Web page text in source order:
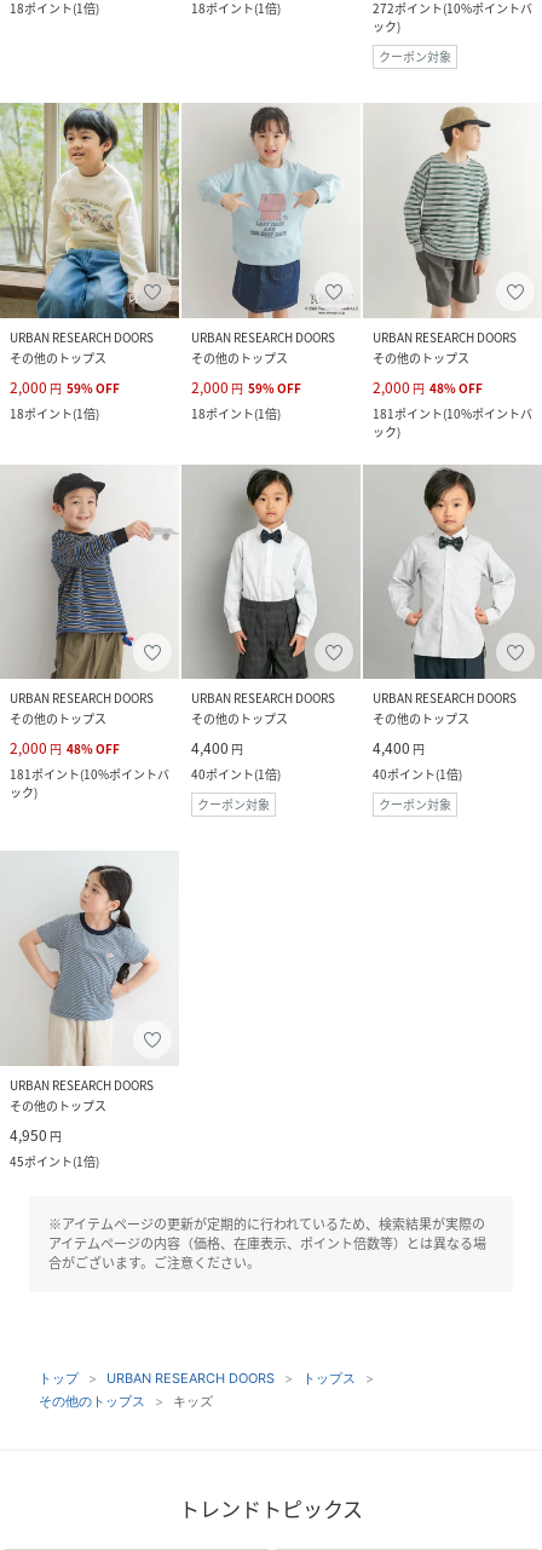
18ポイント(1倍) 18ポイント(1倍) 272ポイント(10%ポイントバ
ック)
クーポン対象
URBAN RESEARCH DOORS
その他のトップス
2,000 円 59%OFF
18ポイント(1倍)
URBAN RESEARCH DOORS
その他のトップス
2,000 円 59%OFF
18ポイント(1倍)
URBAN RESEARCH DOORS
その他のトップス
2,000 円 48%OFF
181ポイント(10%ポイントバ
ック)
URBAN RESEARCH DOORS
その他のトップス
2,000 円 48%OFF
181ポイント(10%ポイントバ
ック)
URBAN RESEARCH DOORS
その他のトップス
4,400 円
40ポイント(1倍)
クーポン対象
URBAN RESEARCH DOORS
その他のトップス
4,400 円
40ポイント(1倍)
クーポン対象
URBAN RESEARCH DOORS
その他のトップス
4,950 円
45ポイント(1倍)
※アイテムページの更新が定期的に行われているため、検索結果が実際の
アイテムページの内容（価格、在庫表示、ポイント倍数等）とは異なる場
合がございます。ご注意ください。
トップ URBAN RESEARCH DOORS
トップス
その他のトップス
キッズ
トレンドトピックス